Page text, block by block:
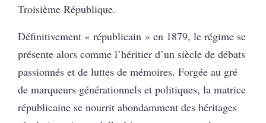
Troisième République.
Définitivement « républicain » en 1879, le régime se
présente alors comme l’héritier d’un siècle de débats
passionnés et de luttes de mémoires. Forgée au gré
de marqueurs générationnels et politiques, la matrice
républicaine se nourrit abondamment des héritages